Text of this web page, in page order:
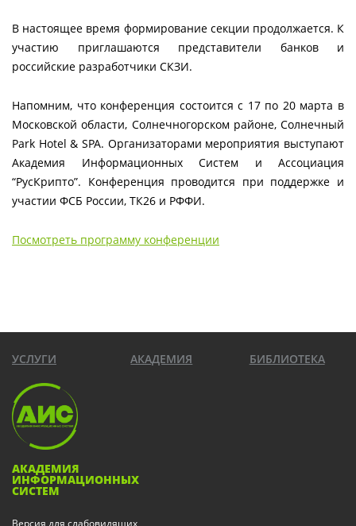
В настоящее время формирование секции продолжается. К
участию приглашаются представители банков и
российские разработчики СКЗИ.
Напомним, что конференция состоится с 17 по 20 марта в
Московской области, Солнечногорском районе, Солнечный
Park Hotel & SPA. Организаторами мероприятия выступают
Академия Информационных Систем и Ассоциация
“РусКрипто”. Конференция проводится при поддержке и
участии ФСБ России, ТК26 и РФФИ.
Посмотреть программу конференции
УСЛУГИ АКАДЕМИЯ БИБЛИОТЕКА
АКАДЕМИЯ
ИНФОРМАЦИОННЫХ
СИСТЕМ
Версия для слабовидящих